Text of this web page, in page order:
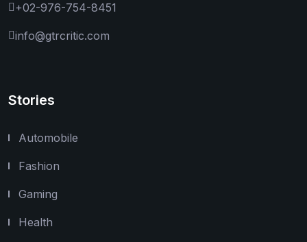
+02-976-754-8451
info@gtrcritic.com
Stories
Automobile
Fashion
Gaming
Health